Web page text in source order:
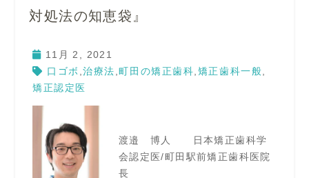
対処法の知恵袋』
11月 2, 2021
口ゴボ ,治療法 ,町田の矯正歯科 矯正歯科一般
矯正認定医
渡邉 博人 日本矯正歯科学
会認定医/町田駅前矯正歯科医院
長